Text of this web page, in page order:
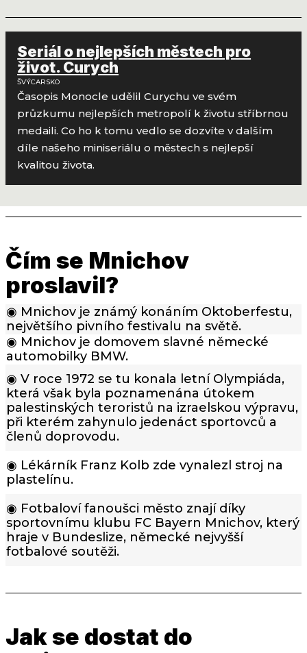
Seriál o nejlepších městech pro
život. Curych
ŠVÝCARSKO
Časopis Monocle udělil Curychu ve svém
průzkumu nejlepších metropolí k životu stříbrnou
medaili. Co ho k tomu vedlo se dozvíte v dalším
díle našeho miniseriálu o městech s nejlepší
kvalitou života.
Čím se Mnichov
proslavil?
◉ Mnichov je známý konáním Oktoberfestu,
největšího pivního festivalu na světě.
◉ Mnichov je domovem slavné německé
automobilky BMW.
◉ V roce 1972 se tu konala letní Olympiáda,
která však byla poznamenána útokem
palestinských teroristů na izraelskou výpravu,
při kterém zahynulo jedenáct sportovců a
členů doprovodu.
◉ Lékárník Franz Kolb zde vynalezl stroj na
plastelínu.
◉ Fotbaloví fanoušci město znají díky
sportovnímu klubu FC Bayern Mnichov, který
hraje v Bundeslize, německé nejvyšší
fotbalové soutěži.
Jak se dostat do